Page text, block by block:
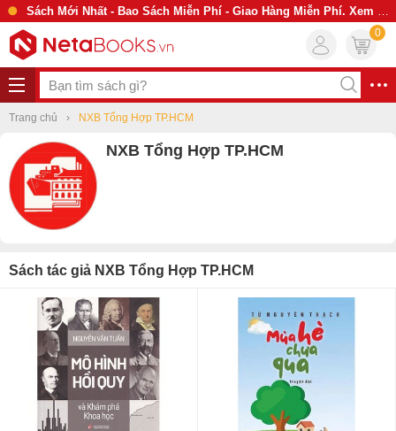
Sách Mới Nhất - Bao Sách Miễn Phí - Giao Hàng Miễn Phí. Xem Ngay
0
Trang chủ NXB Tổng Hợp TP.HCM
NXB Tổng Hợp TP.HCM
Sách tác giả NXB Tổng Hợp TP.HCM